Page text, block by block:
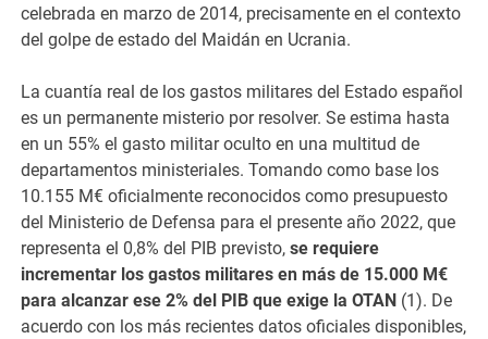
celebrada en marzo de 2014, precisamente en el contexto
del golpe de estado del Maidán en Ucrania.
La cuantía real de los gastos militares del Estado español
es un permanente misterio por resolver. Se estima hasta
en un 55% el gasto militar oculto en una multitud de
departamentos ministeriales. Tomando como base los
10.155 M€ oficialmente reconocidos como presupuesto
del Ministerio de Defensa para el presente año 2022, que
representa el 0,8% del PIB previsto,se requiere
incrementar los gastos militares en más de 15.000 M€
para alcanzar ese 2% del PIB que exige la OTAN (1). De
acuerdo con los más recientes datos oficiales disponibles,